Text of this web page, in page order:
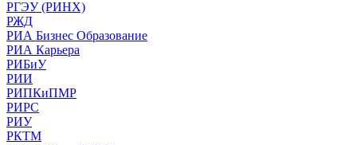
РГЭУ (РИНХ)
РЖД
РИА Бизнес Образование
РИА Карьера
РИБиУ
РИИ
РИПКиПМР
РИРС
РИУ
РКТМ